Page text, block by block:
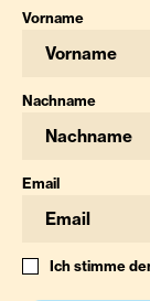
Vorname
Nachname
Email
Ich stimme